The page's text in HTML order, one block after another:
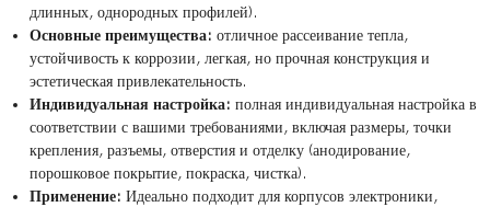
длинных, однородных профилей).
Основные преимущества: отличное рассеивание тепла,
устойчивость к коррозии, легкая, но прочная конструкция и
эстетическая привлекательность.
Индивидуальная настройка: полная индивидуальная настройка в
соответствии с вашими требованиями, включая размеры, точки
крепления, разъемы, отверстия и отделку (анодирование,
порошковое покрытие, покраска, чистка).
Применение: Идеально подходит для корпусов электроники,